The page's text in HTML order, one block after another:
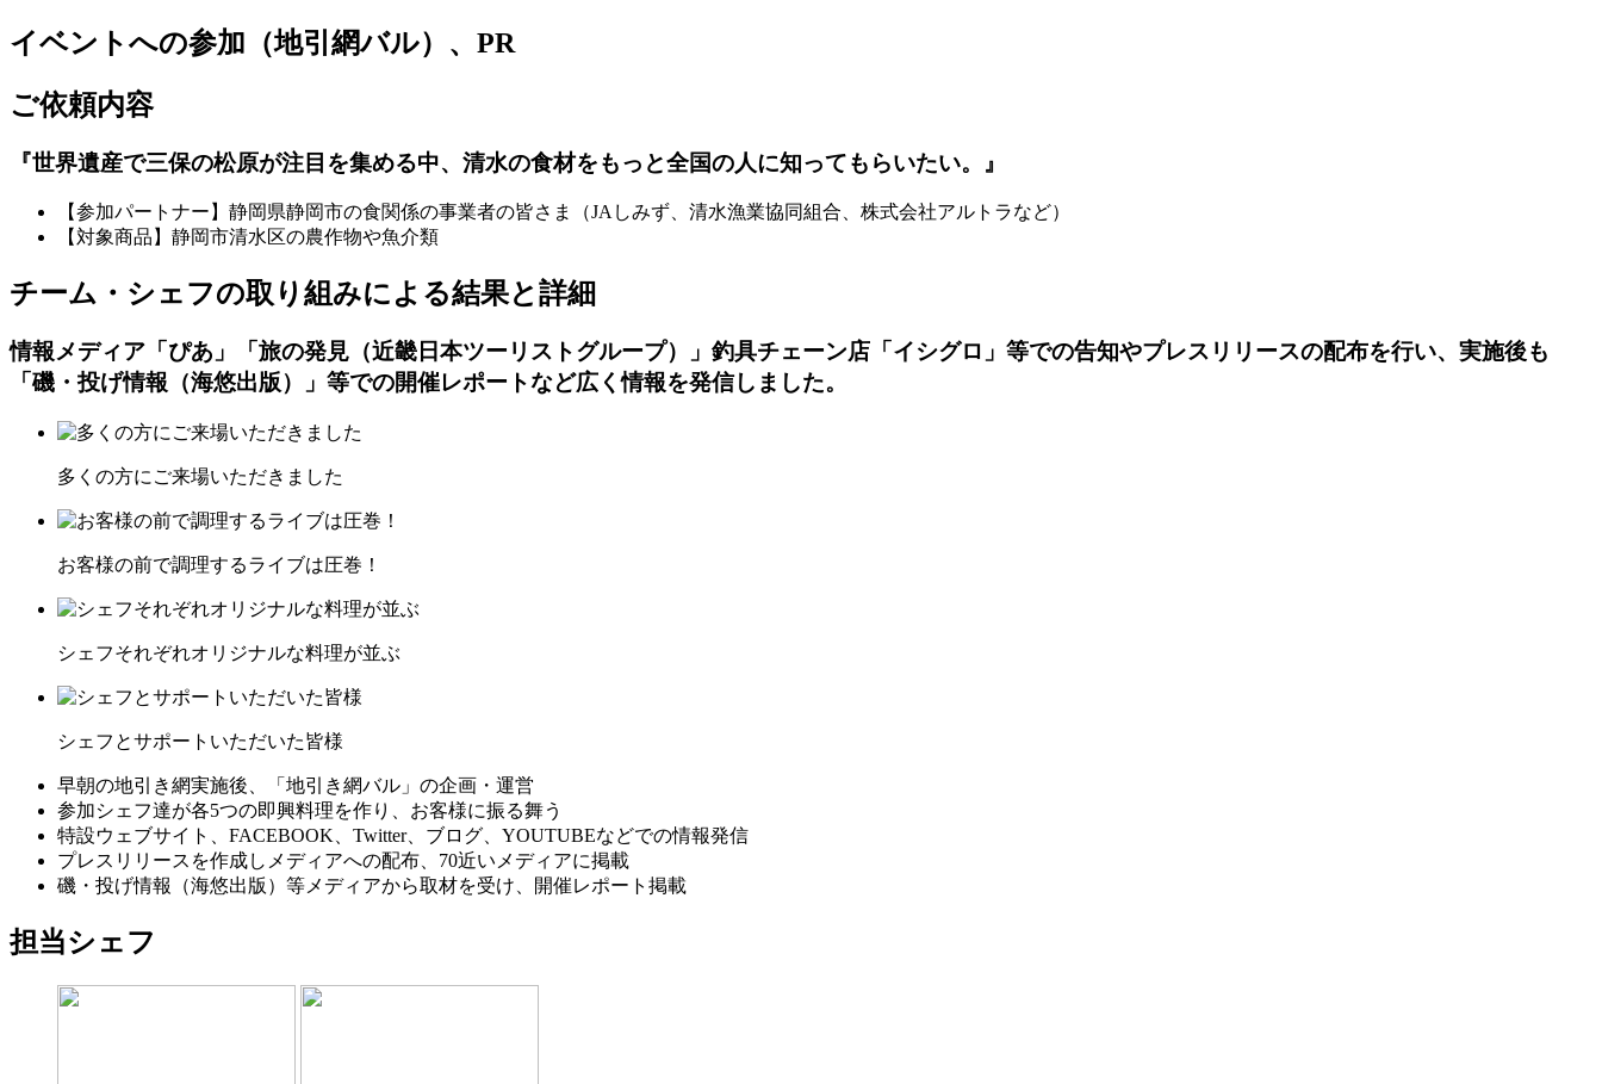
イベントへの参加（地引網バル）、PR
ご依頼内容
『世界遺産で三保の松原が注目を集める中、清水の食材をもっと全国の人に知ってもらいたい。』
【参加パートナー】静岡県静岡市の食関係の事業者の皆さま（JAしみず、清水漁業協同組合、株式会社アルトラなど）
【対象商品】静岡市清水区の農作物や魚介類
チーム・シェフの取り組みによる結果と詳細
情報メディア「ぴあ」「旅の発見（近畿日本ツーリストグループ）」釣具チェーン店「イシグロ」等での告知やプレスリリースの配布を行い、実施後も
「磯・投げ情報（海悠出版）」等での開催レポートなど広く情報を発信しました。
多くの方にご来場いただきました
お客様の前で調理するライブは圧巻！
シェフそれぞれオリジナルな料理が並ぶ
シェフとサポートいただいた皆様
早朝の地引き網実施後、「地引き網バル」の企画・運営
参加シェフ達が各5つの即興料理を作り、お客様に振る舞う
特設ウェブサイト、FACEBOOK、Twitter、ブログ、YOUTUBEなどでの情報発信
プレスリリースを作成しメディアへの配布、70近いメディアに掲載
磯・投げ情報（海悠出版）等メディアから取材を受け、開催レポート掲載
担当シェフ